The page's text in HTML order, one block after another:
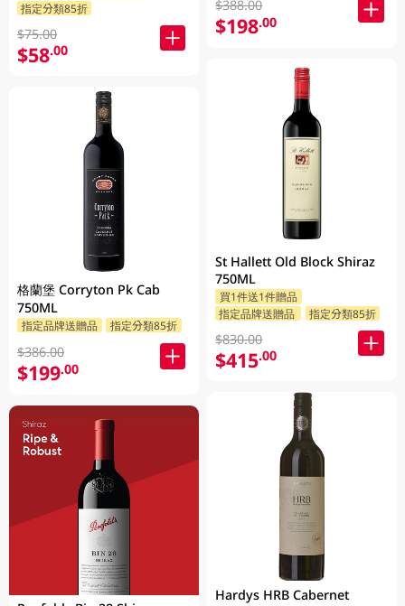
指定分類85折
$75.00
$58.00
格蘭堡 Corryton Pk Cab
750ML
指定品牌送贈品 指定分類85折
$386.00
$199.00
$388.00
$198.00
St Hallett Old Block Shiraz
750ML
買1件送1件贈品
指定品牌送贈品
指定分類85折
$830.00
$415.00
Hardys HRB Cabernet